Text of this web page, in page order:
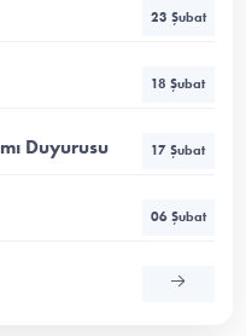
23 Şubat
18 Şubat
Duyurusu 17 Şubat
06 Şubat